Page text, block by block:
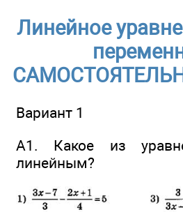
Линейное
Вариант 1
А1. Какое из
линейным?